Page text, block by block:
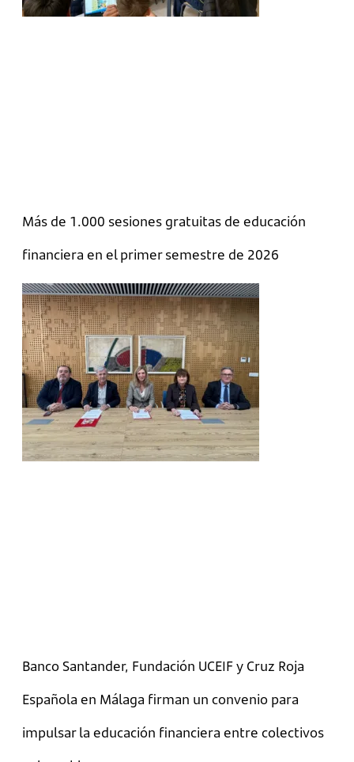
Más de 1.000 sesiones gratuitas de educación
financiera en el primer semestre de 2026
Banco Santander, Fundación UCEIF y Cruz Roja
Española en Málaga firman un convenio para
impulsar la educación financiera entre colectivos